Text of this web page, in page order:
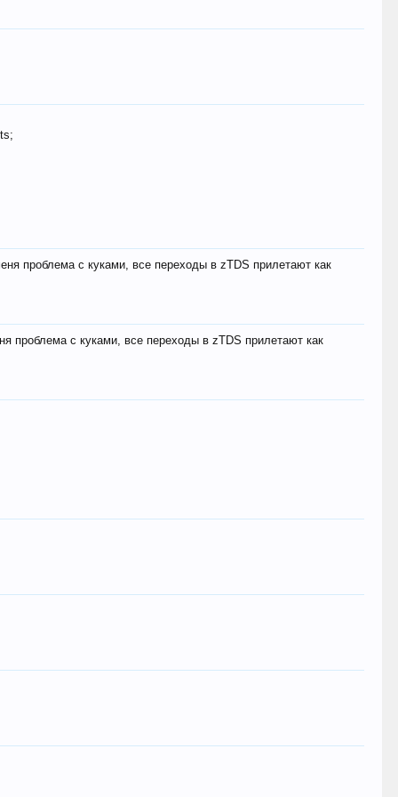
проблема с куками, все переходы в zTDS прилетают как
проблема с куками, все переходы в zTDS прилетают как